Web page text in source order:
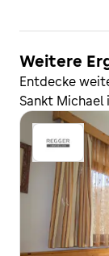
Weitere
Entdecke
Sankt Michael